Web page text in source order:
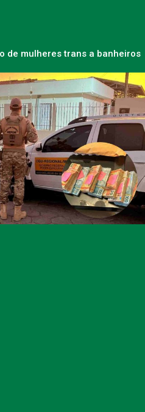
de mulheres trans a banheiros